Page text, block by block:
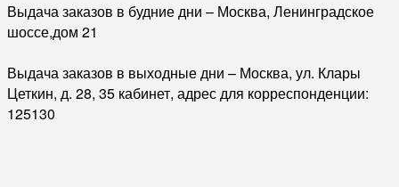
Выдача заказов в будние дни – Москва, Ленинградское
шоссе,дом 21
Выдача заказов в выходные дни – Москва, ул. Клары
Цеткин, д. 28, 35 кабинет, адрес для корреспонденции:
125130